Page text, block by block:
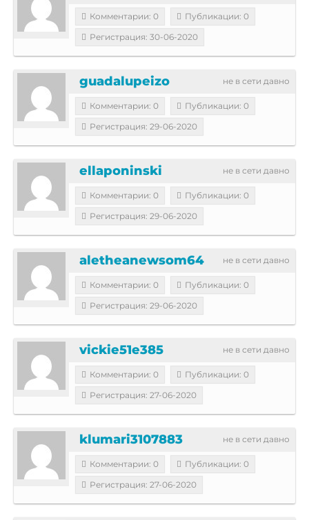
Комментарии: 0
Публикации: 0
Регистрация: 30-06-2020
не в сети давно
guadalupeizo
Комментарии: 0
Публикации: 0
Регистрация: 29-06-2020
не в сети давно
ellaponinski
Комментарии: 0
Публикации: 0
Регистрация: 29-06-2020
не в сети давно
aletheanewsom64
Комментарии: 0
Публикации: 0
Регистрация: 29-06-2020
не в сети давно
vickie51e385
Комментарии: 0
Публикации: 0
Регистрация: 27-06-2020
не в сети давно
klumari3107883
Комментарии: 0
Публикации: 0
Регистрация: 27-06-2020